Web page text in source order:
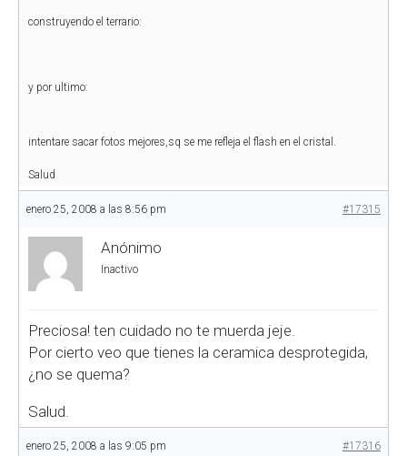
construyendo el terrario:
y por ultimo:
intentare sacar fotos mejores,sq se me refleja el flash en el cristal.
Salud
enero 25, 2008 a las 8:56 pm #17315
Anónimo
Inactivo
Preciosa! ten cuidado no te muerda jeje.
Por cierto veo que tienes la ceramica desprotegida,
¿no se quema?
Salud.
enero 25, 2008 a las 9:05 pm #17316